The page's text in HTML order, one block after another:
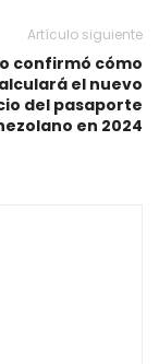
Artículo siguiente
confirmó cómo
el nuevo
del pasaporte
en 2024